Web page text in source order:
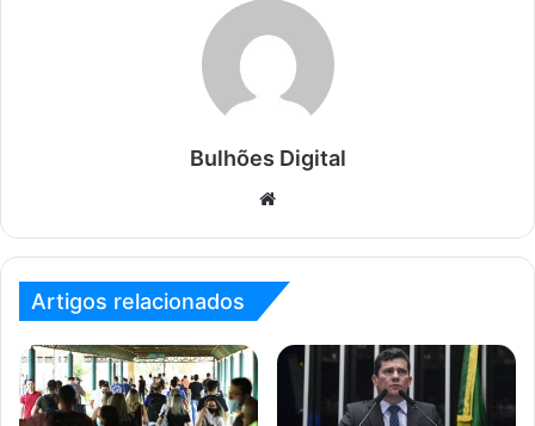
Bulhões Digital
Website
Artigos relacionados